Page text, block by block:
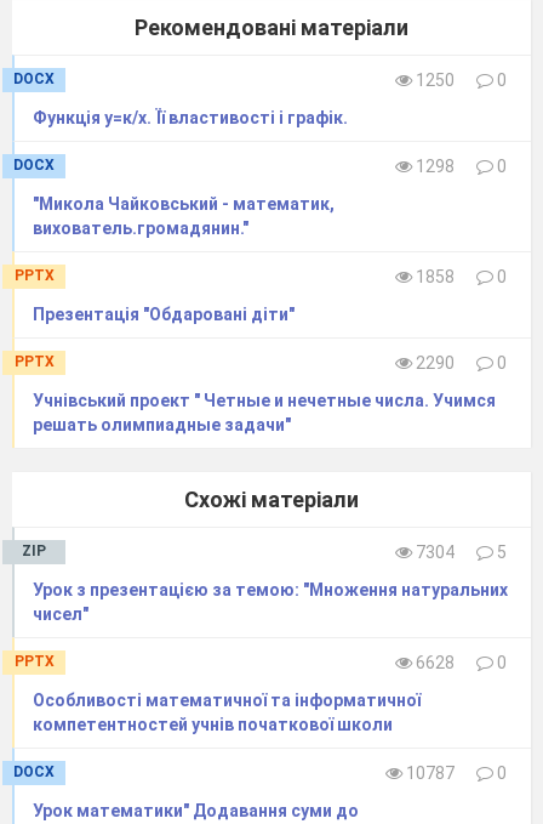
Рекомендовані матеріали
DOCX 1250
0
Функція у=к/х. Її властивості і графік.
DOCX 1298
0
"Микола Чайковський - математик,
вихователь.громадянин."
PPTX 1858
0
Презентація "Обдаровані діти"
PPTX 2290
0
Учнівський проект " Четные и нечетные числа. Учимся
решать олимпиадные задачи"
Схожі матеріали
ZIP 7304
5
Урок з презентацією за темою: "Множення натуральних
чисел"
PPTX 6628
0
Особливості математичної та інформатичної
компетентностей учнів початкової школи
DOCX 10787
0
Урок математики" Додавання суми до